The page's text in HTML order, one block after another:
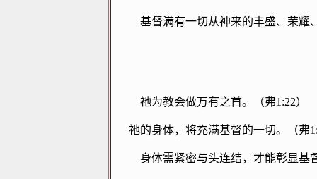
基督满有一切从神来的丰盛、荣耀
祂为教会做万有之首。（弗1:22）
祂的身体，将充满基督的一切。（弗
身体需紧密与头连结，才能彰显基